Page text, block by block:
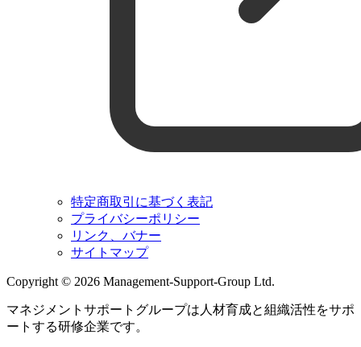
特定商取引に基づく表記
プライバシーポリシー
リンク、バナー
サイトマップ
Copyright © 2026 Management-Support-Group Ltd.
マネジメントサポートグループは人材育成と組織活性をサポ
ートする研修企業です。